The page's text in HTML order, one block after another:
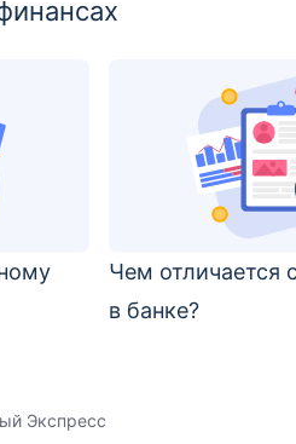
Чем отличается
в банке?
Экспресс